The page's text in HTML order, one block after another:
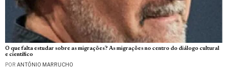
O que falta estudar sobre as migrações? As migrações no centro do diálogo cultural
e científico
POR ANTÓNIO MARRUCHO